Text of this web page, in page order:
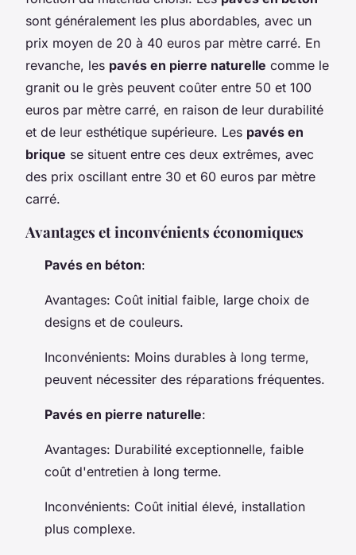
sont généralement les plus abordables, avec un
prix moyen de 20 à 40 euros par mètre carré. En
revanche, les pavés en pierre naturelle comme le
granit ou le grès peuvent coûter entre 50 et 100
euros par mètre carré, en raison de leur durabilité
et de leur esthétique supérieure. Les pavés en
brique se situent entre ces deux extrêmes, avec
des prix oscillant entre 30 et 60 euros par mètre
carré.
Avantages et inconvénients économiques
Pavés en béton:
Avantages: Coût initial faible, large choix de
designs et de couleurs.
Inconvénients: Moins durables à long terme,
peuvent nécessiter des réparations fréquentes.
Pavés en pierre naturelle:
Avantages: Durabilité exceptionnelle, faible
coût d'entretien à long terme.
Inconvénients: Coût initial élevé, installation
plus complexe.